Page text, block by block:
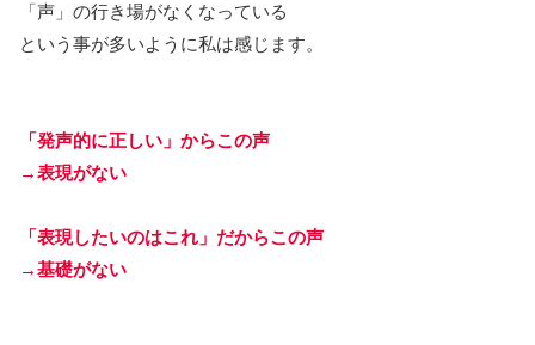
「声」の行き場がなくなっている
という事が多いように私は感じます。
「発声的に正しい」からこの声
→表現がない
「表現したいのはこれ」だからこの声
→基礎がない